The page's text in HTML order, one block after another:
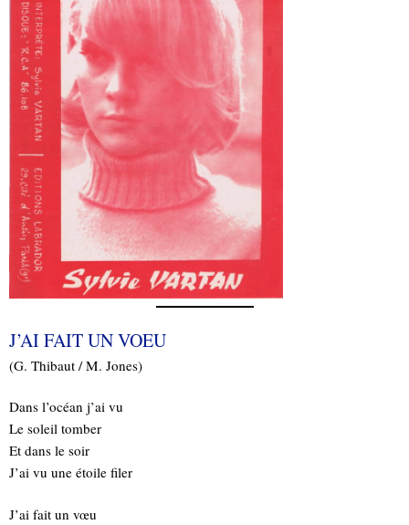
J’AI FAIT UN VOEU
(G. Thibaut / M. Jones)
Dans l’océan j’ai vu
Le soleil tomber
Et dans le soir
J’ai vu une étoile filer
J’ai fait un vœu